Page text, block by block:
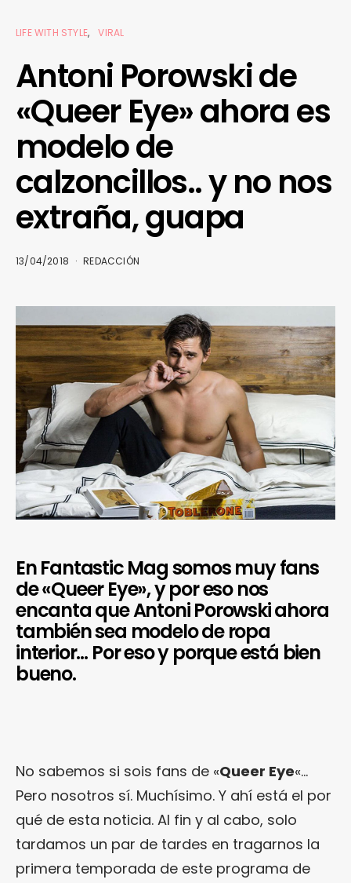
LIFE WITH STYLE VIRAL
Antoni Porowski de
«Queer Eye» ahora es
modelo de
calzoncillos.. y no nos
extraña, guapa
13/04/2018 REDACCIÓN
En Fantastic Mag somos muy fans
de «Queer Eye», y por eso nos
encanta que Antoni Porowski ahora
también sea modelo de ropa
interior… Por eso y porque está bien
bueno.
No sabemos si sois fans de «Queer Eye«…
Pero nosotros sí. Muchísimo. Y ahí está el por
qué de esta noticia. Al fin y al cabo, solo
tardamos un par de tardes en tragarnos la
primera temporada de este programa de